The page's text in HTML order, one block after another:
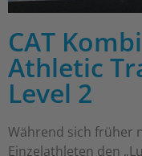
CAT
Athletic
Level 2
Während sich früher
Einzelathleten den